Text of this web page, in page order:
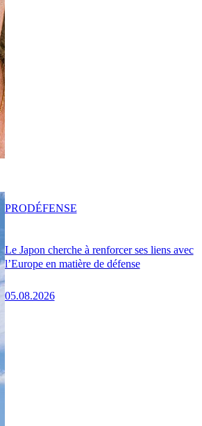
Le Japon cherche à renforcer ses liens avec
l’Europe en matière de défense
05.08.2026
PRODÉFENSE